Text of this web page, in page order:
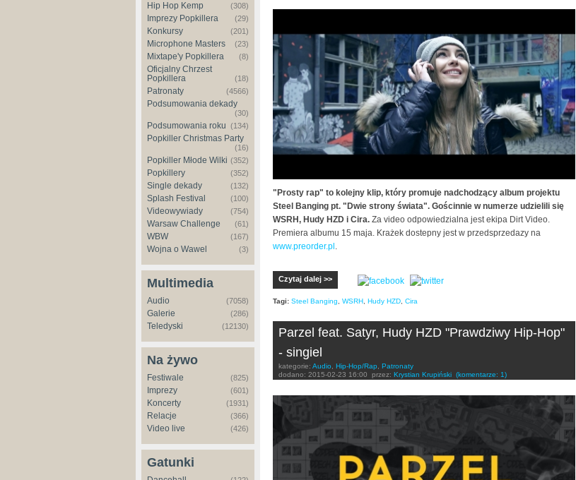
Hip Hop Kemp (308)
Imprezy Popkillera (29)
Konkursy (201)
Microphone Masters (23)
Mixtape'y Popkillera (8)
Oficjalny Chrzest
Popkillera
(18)
Patronaty (4566)
Podsumowania dekady
(30)
Podsumowania roku (134)
Popkiller Christmas Party
(16)
Popkiller Młode Wilki (352)
Popkillery (352)
Single dekady (132)
Splash Festival (100)
Videowywiady (754)
Warsaw Challenge (61)
WBW (167)
Wojna o Wawel (3)
Multimedia
Audio (7058)
Galerie (286)
Teledyski (12130)
Na żywo
Festiwale (825)
Imprezy (601)
Koncerty (1931)
Relacje (366)
Video live (426)
Gatunki
"Prosty rap" to kolejny klip, który promuje nadchodzący album projektu
Steel Banging pt. "Dwie strony świata". Gościnnie w numerze udzielili się
WSRH, Hudy HZD i Cira. Za video odpowiedzialna jest ekipa Dirt Video.
Premiera albumu 15 maja. Krażek dostepny jest w przedsprzedazy na
www.preorder.pl.
Czytaj dalej >>
Tagi: Steel Banging WSRH Hudy HZD Cira
Parzel feat. Satyr, Hudy HZD "Prawdziwy Hip-Hop"
- singiel
kategorie: Audio Hip-Hop/Rap
Patronaty
dodano: 2015-02-23 16:00 przez: Krystian Krupiński (komentarze: 1)